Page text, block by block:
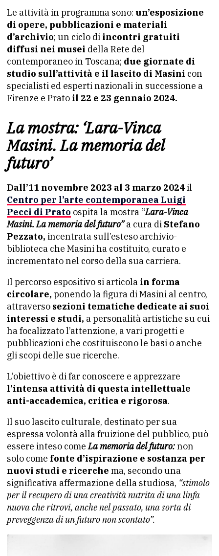
Le attività in programma sono: un’esposizione
di opere, pubblicazioni e materiali
d’archivio; un ciclo di incontri gratuiti
diffusi nei musei della Rete del
contemporaneo in Toscana; due giornate di
studio sull’attività e il lascito di Masini con
specialisti ed esperti nazionali in successione a
Firenze e Prato il 22 e 23 gennaio 2024.
La mostra: ‘Lara-Vinca
Masini. La memoria del
futuro’
Dall’11 novembre 2023 al 3 marzo 2024il
Centro per l’arte contemporanea Luigi
Pecci di Prato ospita la mostra “Lara-Vinca
Masini. La memoria del futuro” a cura di Stefano
Pezzato, incentrata sull’esteso archivio-
biblioteca che Masini ha costituito, curato e
incrementato nel corso della sua carriera.
Il percorso espositivo si articola in forma
circolare, ponendo la figura di Masini al centro,
attraverso sezioni tematiche dedicate ai suoi
interessi e studi, a personalità artistiche su cui
ha focalizzato l’attenzione, a vari progetti e
pubblicazioni che costituiscono le basi o anche
gli scopi delle sue ricerche.
L’obiettivo è di far conoscere e apprezzare
l’intensa attività di questa intellettuale
anti-accademica, critica e rigorosa.
Il suo lascito culturale, destinato per sua
espressa volontà alla fruizione del pubblico, può
essere inteso comeLa memoria del futuro:non
solo come fonte d’ispirazione e sostanza per
nuovi studi e ricerche ma, secondo una
significativa affermazione della studiosa, “stimolo
per il recupero di una creatività nutrita di una linfa
nuova che ritrovi, anche nel passato, una sorta di
preveggenza di un futuro non scontato”.